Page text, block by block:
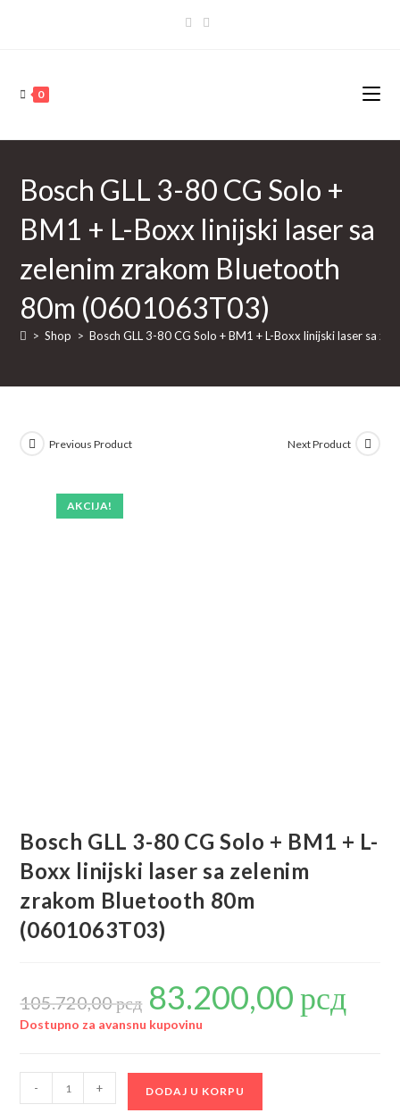
0
Bosch GLL 3-80 CG Solo +
BM1 + L-Boxx linijski laser sa
zelenim zrakom Bluetooth
80m (0601063T03)
> Shop > Bosch GLL 3-80 CG Solo + BM1 + L-Boxx linijski laser sa
AKCIJA!
Previous Product Next Product
Bosch GLL 3-80 CG Solo + BM1 + L-
Boxx linijski laser sa zelenim
zrakom Bluetooth 80m
(0601063T03)
105.720,00рсд
Originalna
cena
je
bila:
105.720,00 рсд.
83.200,00рсдje:
Dostupno za avansnu kupovinu
GLL
- + DODAJ U KORPU